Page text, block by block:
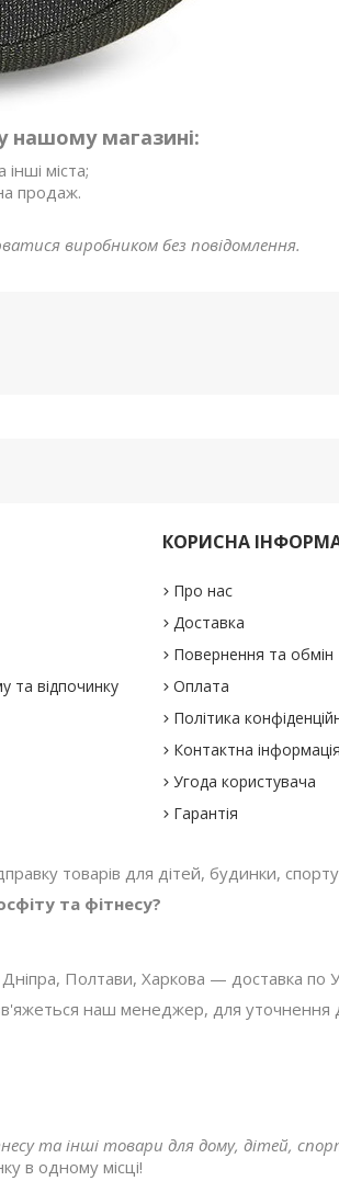
нашому магазині:
міста;
продаж.
виробником без повідомлення.
та відпочинку
КОРИСНА
Про нас
Доставка
Повернення та обмін
Оплата
Політика
Контактна інформація
Угода користувача
Гарантія
товарів для дітей, будинки,
та фітнесу?
Полтави, Харкова — доставка по
наш менеджер, для уточнення
та інші товари для дому, дітей,
в одному місці!